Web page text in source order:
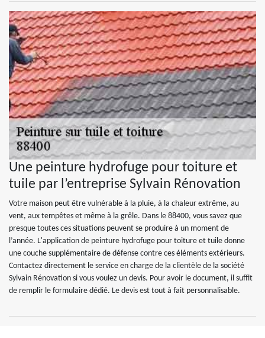
Une peinture hydrofuge pour toiture et
tuile par l’entreprise Sylvain Rénovation
Votre maison peut être vulnérable à la pluie, à la chaleur extrême, au
vent, aux tempêtes et même à la grêle. Dans le 88400, vous savez que
presque toutes ces situations peuvent se produire à un moment de
l’année. L'application de peinture hydrofuge pour toiture et tuile donne
une couche supplémentaire de défense contre ces éléments extérieurs.
Contactez directement le service en charge de la clientèle de la société
Sylvain Rénovation si vous voulez un devis. Pour avoir le document, il suffit
de remplir le formulaire dédié. Le devis est tout à fait personnalisable.